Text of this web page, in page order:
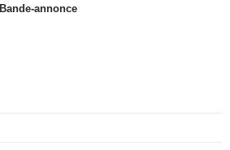
Bande-annonce